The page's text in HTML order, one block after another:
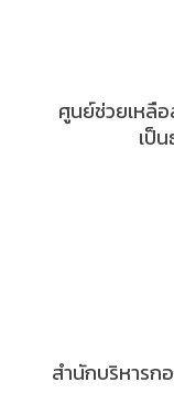
ศูนย์ช่วยเหลือ
เป็
สำนักบริหารก